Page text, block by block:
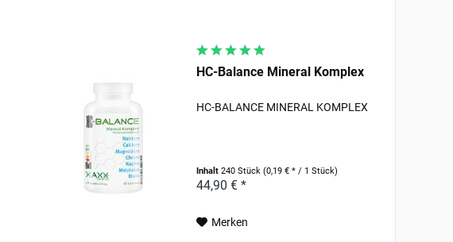
HC-Balance Mineral Komplex
HC-BALANCE MINERAL KOMPLEX
Inhalt240 Stück(0,19 € * / 1 Stück)
44,90 € *
Merken